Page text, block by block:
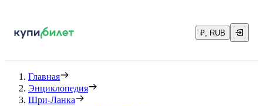
₽, RUB
Главная
Энциклопедия
Шри-Ланка